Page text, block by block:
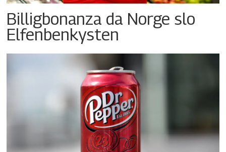
Billigbonanza da Norge slo
Elfenbenkysten